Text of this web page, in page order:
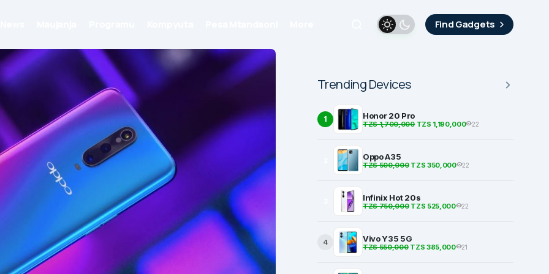
Find Gadgets
Trending Devices
1 Honor 20 Pro
TZS 1,700,000TZS 1,190,000 22
Oppo A35
TZS 500,000TZS 350,000 22
Infinix Hot 20s
TZS 750,000TZS 525,000 22
4 Vivo Y35 5G
TZS 550,000TZS 385,000 21